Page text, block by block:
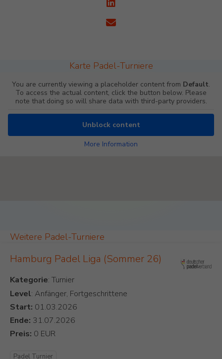
Karte Padel-Turniere
You are currently viewing a placeholder content from Default.
To access the actual content, click the button below. Please
note that doing so will share data with third-party providers.
Unblock content
More Information
Weitere Padel-Turniere
Hamburg Padel Liga (Sommer 26)
Kategorie
Level: Anfänger, Fortgeschrittene
Start:
Ende:
Preis:
Padel Turnier